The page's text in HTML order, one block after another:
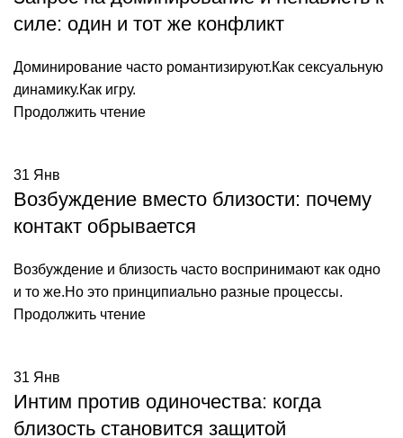
силе: один и тот же конфликт
Доминирование часто романтизируют.Как сексуальную
динамику.Как игру.
Продолжить чтение
31 Янв
Возбуждение вместо близости: почему
контакт обрывается
Возбуждение и близость часто воспринимают как одно
и то же.Но это принципиально разные процессы.
Продолжить чтение
31 Янв
Интим против одиночества: когда
близость становится защитой